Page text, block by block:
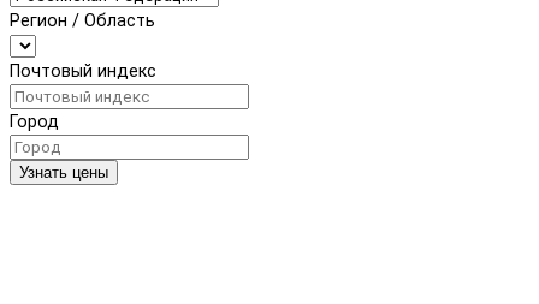
Регион / Область
Почтовый индекс
Город
Узнать цены